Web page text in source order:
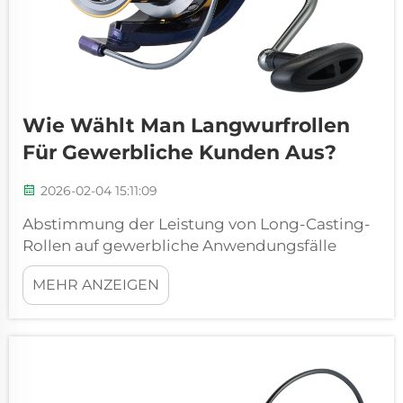
Wie Wählt Man Langwurfrollen
Für Gewerbliche Kunden Aus?
2026-02-04 15:11:09
Abstimmung der Leistung von Long-Casting-
Rollen auf gewerbliche Anwendungsfälle
Warum die reine Wurfweite bei Charter-, Surf-
und Pier-Betrieben in die Irre führt Die
meisten gewerblichen Fischer legen größeren
MEHR ANZEIGEN